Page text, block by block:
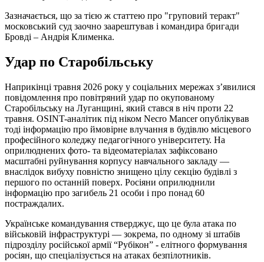
Зазначається, що за тією ж статтею про "груповий теракт"
московський суд заочно заарештував і командира бригади
Бровді – Андрія Клименка.
Удар по Старобільську
Наприкінці травня 2026 року у соціальних мережах з’явилися
повідомлення про повітряний удар по окупованому
Старобільську на Луганщині, який стався в ніч проти 22
травня. OSINT-аналітик під ніком Necro Mancer опублікував
тоді інформацію про ймовірне влучання в будівлю місцевого
професійного коледжу педагогічного університету. На
оприлюднених фото- та відеоматеріалах зафіксовано
масштабні руйнування корпусу навчального закладу —
внаслідок вибуху повністю знищено цілу секцію будівлі з
першого по останній поверх. Росіяни оприлюднили
інформацію про загибель 21 особи і про понад 60
постраждалих.
Українське командування стверджує, що це була атака по
військовій інфраструктурі — зокрема, по одному зі штабів
підрозділу російської армії “Рубікон” - елітного формування
росіян, що спеціалізується на атаках безпілотників.